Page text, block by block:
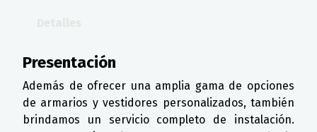
Presentación
Además de ofrecer una amplia gama de opciones
de armarios y vestidores personalizados, también
brindamos un servicio completo de instalación.